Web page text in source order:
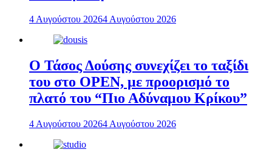
4 Αυγούστου 20264 Αυγούστου 2026
Ο Τάσος Δούσης συνεχίζει το ταξίδι
του στο OPEN, με προορισμό το
πλατό του “Πιο Αδύναμου Κρίκου”
4 Αυγούστου 20264 Αυγούστου 2026